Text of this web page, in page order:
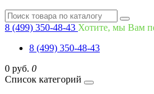
8 (499) 350-48-43 Хотите, мы Вам
8 (499) 350-48-43
0 руб. 0
Список категорий